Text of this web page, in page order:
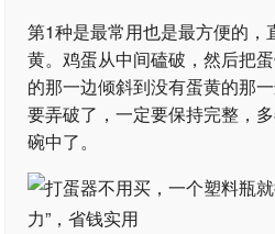
第1种是最常用也是最方便的，
黄。鸡蛋从中间磕破，然后把
的那一边倾斜到没有蛋黄的那
要弄破了，一定要保持完整，
碗中了。